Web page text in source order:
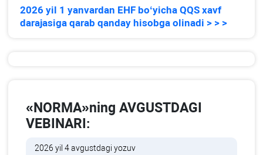
2026 yil 1 yanvardan EHF boʻyicha QQS хavf
darajasiga qarab qanday hisobga olinadi > > >
«NORMA»ning AVGUSTDAGI
VEBINARI:
2026 yil 4 avgustdagi yozuv